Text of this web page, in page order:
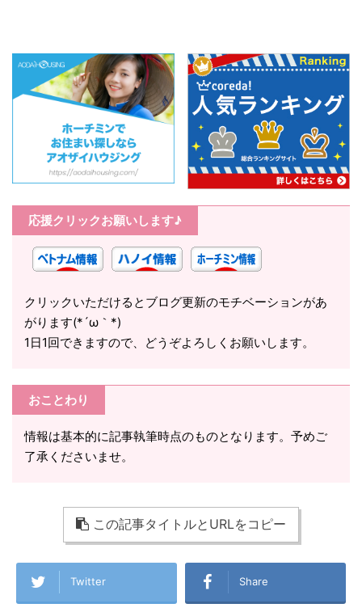
応援クリックお願いします♪
クリックいただけるとブログ更新のモチベーションがあ
がります(*´ω｀*)
1日1回できますので、どうぞよろしくお願いします。
おことわり
情報は基本的に記事執筆時点のものとなります。予めご
了承くださいませ。
この記事タイトルとURLをコピー
Twitter Share